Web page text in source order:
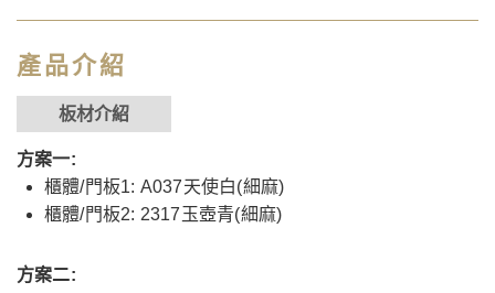
產品介紹
板材介紹
方案一:
櫃體/門板1: A037天使白(細麻)
櫃體/門板2: 2317玉壺青(細麻)
方案二: